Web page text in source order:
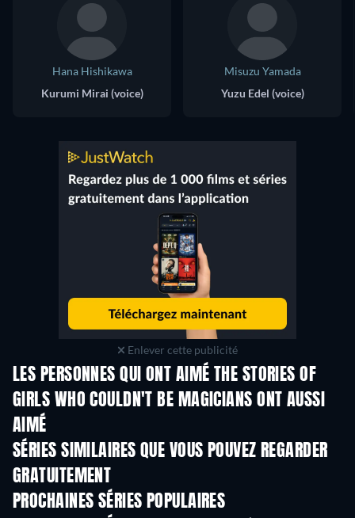
Hana Hishikawa
Kurumi Mirai (voice)
Misuzu Yamada
Yuzu Edel (voice)
Enlever cette publicité
LES PERSONNES QUI ONT AIMÉ THE STORIES OF
GIRLS WHO COULDN'T BE MAGICIANS ONT AUSSI
AIMÉ
SÉRIES SIMILAIRES QUE VOUS POUVEZ REGARDER
GRATUITEMENTSérie
PROCHAINES SÉRIES POPULAIRES
Série Série